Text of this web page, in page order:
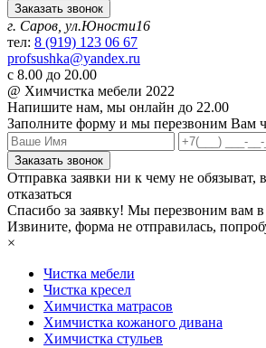
Заказать звонок
г. Саров, ул.Юности16
тел: 8 (919) 123 06 67
profsushka@yandex.ru
с 8.00 до 20.00
@ Химчистка мебели 2022
Напишите нам, мы онлайн до 22.00
Заполните форму и мы перезвоним Вам
Заказать звонок
Отправка заявки ни к чему не обязыват,
отказаться
Спасибо за заявку! Мы перезвоним вам
Извините, форма не отправилась,
×
Чистка мебели
Чистка кресел
Химчистка матрасов
Химчистка кожаного дивана
Химчистка стульев